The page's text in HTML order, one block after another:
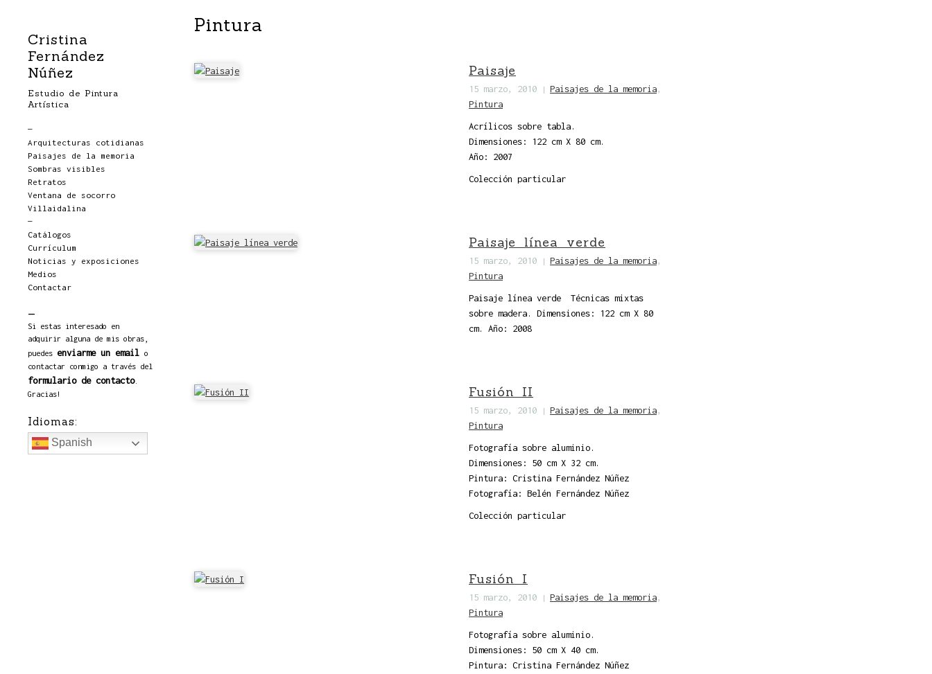
Cristina
Fernández
Núñez
Estudio de Pintura
Artística
—
Arquitecturas cotidianas
Paisajes de la memoria
Sombras visibles
Retratos
Ventana de socorro
Villaidalina
—
Catálogos
Currículum
Noticias y exposiciones
Medios
Contactar
Si estas interesado en
adquirir alguna de mis obras,
puedes enviarme un email o
contactar conmigo a través del
formulario de contacto.
Gracias!
Idiomas:
Spanish
Pintura
Paisaje
15 marzo, 2010 | Paisajes de la memoria,
Pintura
Acrílicos sobre tabla.
Dimensiones: 122 cm X 80 cm.
Año: 2007
Colección particular
Paisaje línea verde
15 marzo, 2010 | Paisajes de la memoria,
Pintura
Paisaje línea verde Técnicas mixtas
sobre madera. Dimensiones: 122 cm X 80
cm. Año: 2008
Fusión II
15 marzo, 2010 | Paisajes de la memoria,
Pintura
Fotografía sobre aluminio.
Dimensiones: 50 cm X 32 cm.
Pintura: Cristina Fernández Núñez
Fotografía: Belén Fernández Núñez
Colección particular
Fusión I
15 marzo, 2010 | Paisajes de la memoria,
Pintura
Fotografía sobre aluminio.
Dimensiones: 50 cm X 40 cm.
Pintura: Cristina Fernández Núñez